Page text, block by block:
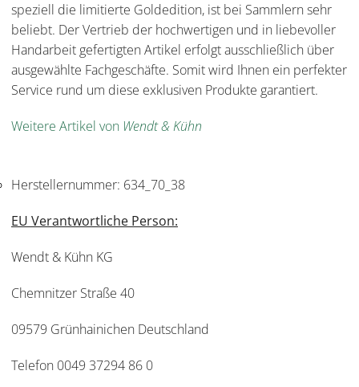
speziell die limitierte Goldedition, ist bei Sammlern sehr
beliebt. Der Vertrieb der hochwertigen und in liebevoller
Handarbeit gefertigten Artikel erfolgt ausschließlich über
ausgewählte Fachgeschäfte. Somit wird Ihnen ein perfekter
Service rund um diese exklusiven Produkte garantiert.
Weitere Artikel von Wendt & Kühn
Herstellernummer: 634_70_38
EU Verantwortliche Person:
Wendt & Kühn KG
Chemnitzer Straße 40
09579 Grünhainichen Deutschland
Telefon 0049 37294 86 0